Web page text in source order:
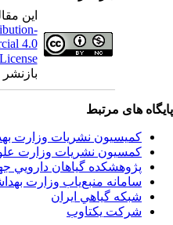
این
4.0
License
بازنشر
های مرتبط
کمیسیون نشریات وزارت
کمسیون نشریات وزارت علوم
پژوهشكده گياهان دارويي جهاد
سامانه منبع‌ياب وزارت
شبكه گياهي ايران
شرکت یکتاوب